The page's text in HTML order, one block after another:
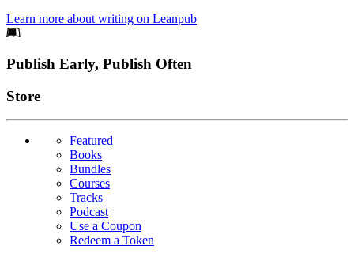
Learn more about writing on Leanpub
Footer
Publish Early, Publish Often
Links
Store
Featured
Books
Bundles
Courses
Tracks
Podcast
Use a Coupon
Redeem a Token